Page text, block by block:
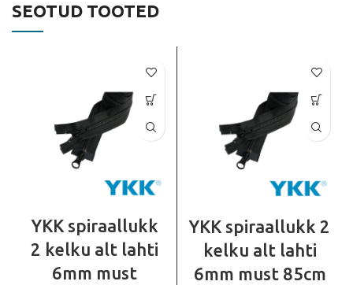
SEOTUD TOOTED
YKK spiraallukk
2 kelku alt lahti
6mm must
YKK spiraallukk 2
kelku alt lahti
6mm must 85cm